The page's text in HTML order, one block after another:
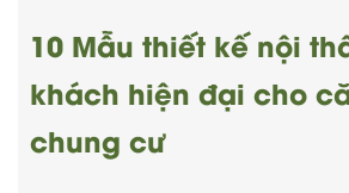
10 Mẫu thiết kế nội
khách hiện đại cho
chung cư